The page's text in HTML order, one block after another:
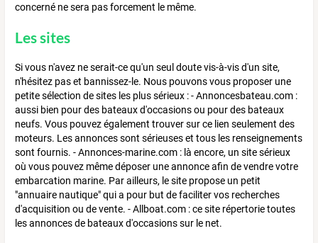
concerné ne sera pas forcement le même.
Les sites
Si vous n'avez ne serait-ce qu'un seul doute vis-à-vis d'un site,
n'hésitez pas et bannissez-le. Nous pouvons vous proposer une
petite sélection de sites les plus sérieux : - Annoncesbateau.com :
aussi bien pour des bateaux d'occasions ou pour des bateaux
neufs. Vous pouvez également trouver sur ce lien seulement des
moteurs. Les annonces sont sérieuses et tous les renseignements
sont fournis. - Annonces-marine.com : là encore, un site sérieux
où vous pouvez même déposer une annonce afin de vendre votre
embarcation marine. Par ailleurs, le site propose un petit
"annuaire nautique" qui a pour but de faciliter vos recherches
d'acquisition ou de vente. - Allboat.com : ce site répertorie toutes
les annonces de bateaux d'occasions sur le net.